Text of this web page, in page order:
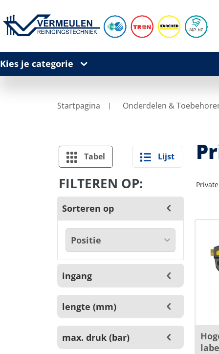
Kies je categorie
Startpagina Onderdelen &
Tabel Lijst
FILTEREN OP:
Sorteren op
ingang
lengte (mm)
max. druk (bar)